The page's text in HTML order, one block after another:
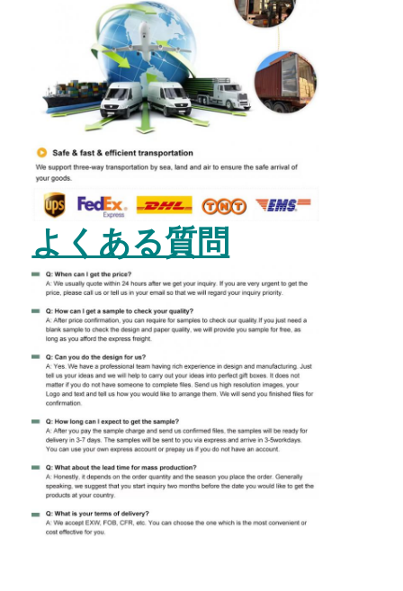
よくある質問